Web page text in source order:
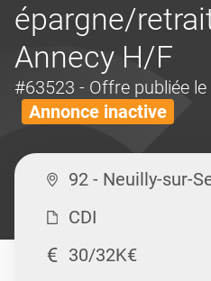
épargne/
Annecy H/F
#63523 - Offre publiée
Annonce inactive
92 - Neuilly-sur-
CDI
30/32K€